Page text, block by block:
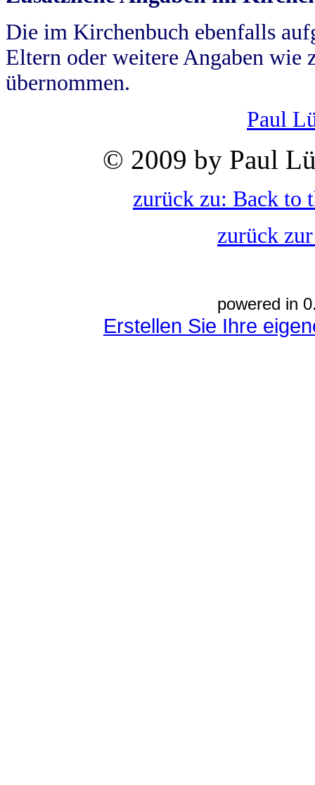
Die im Kirchenbuch ebenfalls
Eltern oder weitere Angaben wie
übernommen.
Paul
© 2009 by Paul
zurück zu: Back to
zurück
powered in
Erstellen Sie Ihre